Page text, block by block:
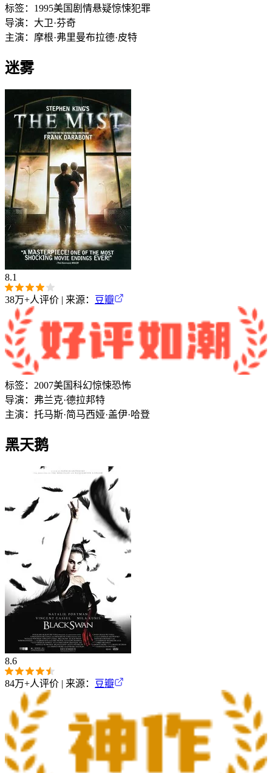
标签： 1995美国 剧情悬疑惊悚犯罪
导演： 大卫·芬奇
主演： 摩根·弗里曼布拉德·皮特
迷雾
8.1
38万+人评价 | 来源： 豆瓣
标签： 2007美国科幻惊悚恐怖
导演： 弗兰克·德拉邦特
主演： 托马斯·简马西娅·盖伊·哈登
黑天鹅
8.6
84万+人评价 | 来源： 豆瓣